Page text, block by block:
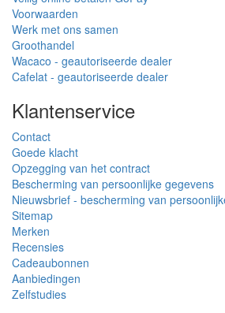
Voorwaarden
Werk met ons samen
Groothandel
Wacaco - geautoriseerde dealer
Cafelat - geautoriseerde dealer
Klantenservice
Contact
Goede klacht
Opzegging van het contract
Bescherming van persoonlijke gegevens
Nieuwsbrief - bescherming van
Sitemap
Merken
Recensies
Cadeaubonnen
Aanbiedingen
Zelfstudies